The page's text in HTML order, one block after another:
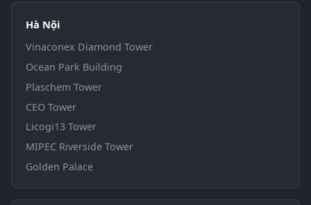
Hà Nội
Vinaconex Diamond Tower
Ocean Park Building
Plaschem Tower
CEO Tower
Licogi13 Tower
MIPEC Riverside Tower
Golden Palace